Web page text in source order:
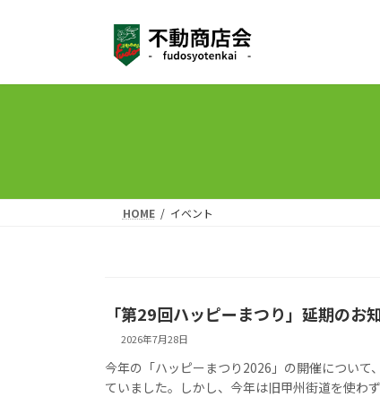
プ
動
HOME イベント
「第29回ハッピーまつり」延期のお
2026年7月28日
今年の「ハッピーまつり2026」の開催につい
ていました。しかし、今年は旧甲州街道を使わ